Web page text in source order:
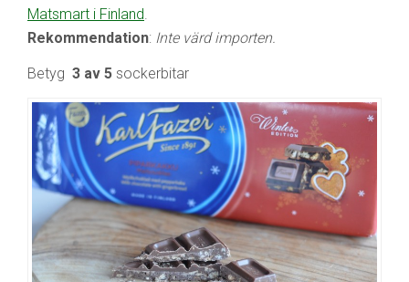
Matsmart i Finland
Rekommendation: Inte värd importen.
Betyg 3 av 5 sockerbitar